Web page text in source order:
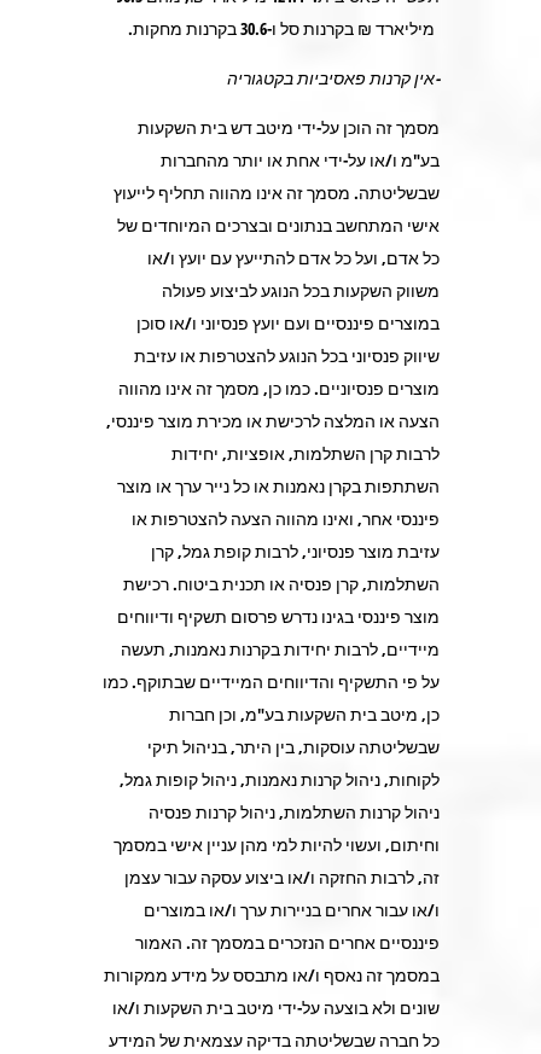
מיליארד ₪ בקרנות סל ו-30.6בקרנות מחקות.
-אין קרנות פאסיביות בקטגוריה
מסמך זה הוכן על-ידי מיטב דש בית השקעות
בע"מ ו/או על-ידי אחת או יותר מהחברות
שבשליטתה. מסמך זה אינו מהווה תחליף לייעוץ
אישי המתחשב בנתונים ובצרכים המיוחדים של
כל אדם, ועל כל אדם להתייעץ עם יועץ ו/או
משווק השקעות בכל הנוגע לביצוע פעולה
במוצרים פיננסיים ועם יועץ פנסיוני ו/או סוכן
שיווק פנסיוני בכל הנוגע להצטרפות או עזיבת
מוצרים פנסיוניים. כמו כן, מסמך זה אינו מהווה
הצעה או המלצה לרכישת או מכירת מוצר פיננסי,
לרבות קרן השתלמות, אופציות, יחידות
השתתפות בקרן נאמנות או כל נייר ערך או מוצר
פיננסי אחר, ואינו מהווה הצעה להצטרפות או
עזיבת מוצר פנסיוני, לרבות קופת גמל, קרן
השתלמות, קרן פנסיה או תכנית ביטוח. רכישת
מוצר פיננסי בגינו נדרש פרסום תשקיף ודיווחים
מיידיים, לרבות יחידות בקרנות נאמנות, תעשה
על פי התשקיף והדיווחים המיידיים שבתוקף. כמו
כן, מיטב בית השקעות בע"מ, וכן חברות
שבשליטתה עוסקות, בין היתר, בניהול תיקי
לקוחות, ניהול קרנות נאמנות, ניהול קופות גמל,
ניהול קרנות השתלמות, ניהול קרנות פנסיה
וחיתום, ועשוי להיות למי מהן עניין אישי במסמך
זה, לרבות החזקה ו/או ביצוע עסקה עבור עצמן
ו/או עבור אחרים בניירות ערך ו/או במוצרים
פיננסיים אחרים הנזכרים במסמך זה. האמור
במסמך זה נאסף ו/או מתבסס על מידע ממקורות
שונים ולא בוצעה על-ידי מיטב בית השקעות ו/או
כל חברה שבשליטתה בדיקה עצמאית של המידע